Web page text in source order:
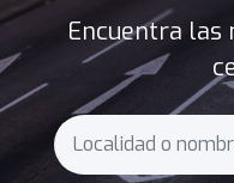
Encuentra las